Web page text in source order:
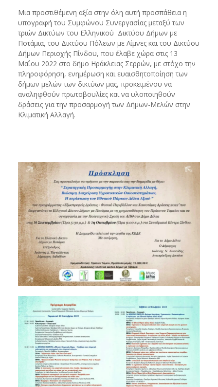
Μια προστιθέμενη αξία στην όλη αυτή προσπάθεια η
υπογραφή του Συμφώνου Συνεργασίας μεταξύ των
τριών Δικτύων του Ελληνικού Δικτύου Δήμων με
Ποτάμια, του Δικτύου Πόλεων με Λίμνες και του Δικτύου
Δήμων Περιοχής Πίνδου, που έλαβε χώρα στις 13
Μαΐου 2022 στο δήμο Ηράκλειας Σερρών, με στόχο την
πληροφόρηση, ενημέρωση και ευαισθητοποίηση των
δήμων μελών των δικτύων μας, προκειμένου να
αναληφθούν πρωτοβουλίες και να υλοποιηθούν
δράσεις για την προσαρμογή των Δήμων-Μελών στην
Κλιματική Αλλαγή.